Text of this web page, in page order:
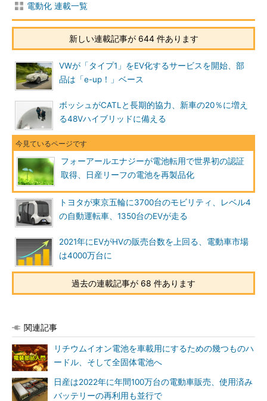
電動化 連載一覧
新しい連載記事が 644 件あります
VWが「タイプ1」をEV化するサービスを開始、部
品は「e-up！」ベース
ボッシュがCATLと長期的協力、新車の20％に増え
る48Vハイブリッドに備える
フォーアールエナジーが電池転用で世界初の認証
取得、日産リーフの電池を再製品化
トヨタが東京五輪に3700台のモビリティ、レベル4
の自動運転車、1350台のEVが走る
2021年にEVがHVの販売台数を上回る、電動車市場
は4000万台に
過去の連載記事が 68 件あります
関連記事
リチウムイオン電池を車載用にするための幾つものハ
ードル、そして全固体電池へ
日産は2022年に年間100万台の電動車販売、使用済み
バッテリーの再利用も並行で